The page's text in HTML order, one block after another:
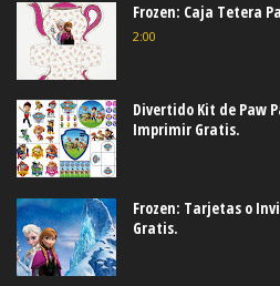
Frozen: Caja Tetera
2:00
Divertido Kit de Paw
Imprimir Gratis.
Frozen: Tarjetas o
Gratis.